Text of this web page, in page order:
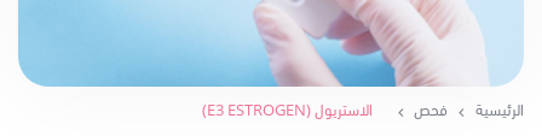
الرئيسية فحص الاستريول (E3 ESTROGEN)